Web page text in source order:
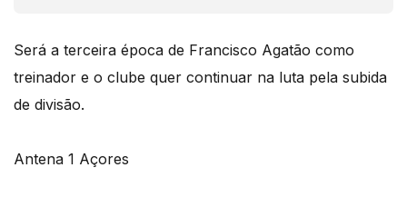
Será a terceira época de Francisco Agatão como
treinador e o clube quer continuar na luta pela subida
de divisão.
Antena 1 Açores